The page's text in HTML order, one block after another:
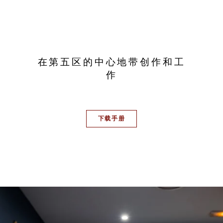
在第五区的中心地带创作和工
作
下载手册